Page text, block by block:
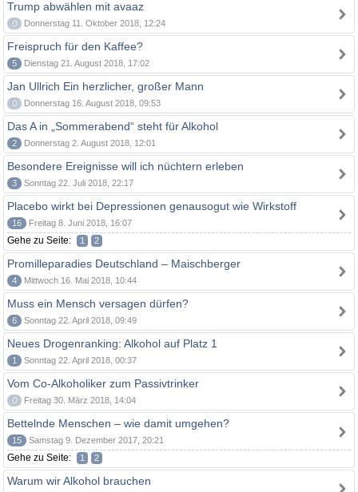
Trump abwählen mit avaaz
0 Donnerstag 11. Oktober 2018, 12:24
Freispruch für den Kaffee?
5 Dienstag 21. August 2018, 17:02
Jan Ullrich Ein herzlicher, großer Mann
0 Donnerstag 16. August 2018, 09:53
Das A in „Sommerabend“ steht für Alkohol
2 Donnerstag 2. August 2018, 12:01
Besondere Ereignisse will ich nüchtern erleben
3 Sonntag 22. Juli 2018, 22:17
Placebo wirkt bei Depressionen genausogut wie Wirkstoff
16 Freitag 8. Juni 2018, 16:07
Gehe zu Seite: 1 2
Promilleparadies Deutschland – Maischberger
4 Mittwoch 16. Mai 2018, 10:44
Muss ein Mensch versagen dürfen?
6 Sonntag 22. April 2018, 09:49
Neues Drogenranking: Alkohol auf Platz 1
1 Sonntag 22. April 2018, 00:37
Vom Co-Alkoholiker zum Passivtrinker
0 Freitag 30. März 2018, 14:04
Bettelnde Menschen – wie damit umgehen?
15 Samstag 9. Dezember 2017, 20:21
Gehe zu Seite: 1 2
Warum wir Alkohol brauchen